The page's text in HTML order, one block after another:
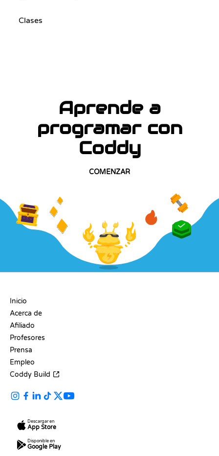
Clases
Aprende a
programar con
Coddy
COMENZAR
Inicio
Acerca de
Afiliado
Profesores
Prensa
Empleo
Coddy Build
Descargar en
App Store
Disponible en
Google Play